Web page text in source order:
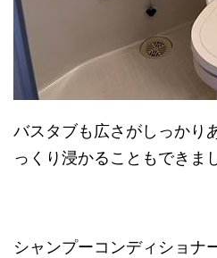
バスタブも広さがしっかり
っくり浸かることもできま
シャンプーコンディショナ